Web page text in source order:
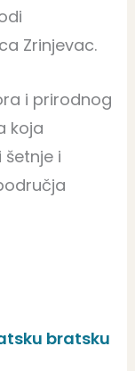
Zrinjevac.
i prirodnog
koja
i
bratsku